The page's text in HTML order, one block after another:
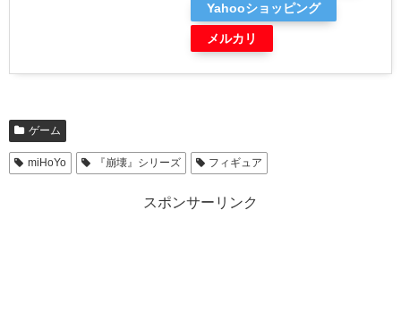
Yahooショッピング
メルカリ
ゲーム
miHoYo 『崩壊』シリーズ フィギュア
スポンサーリンク